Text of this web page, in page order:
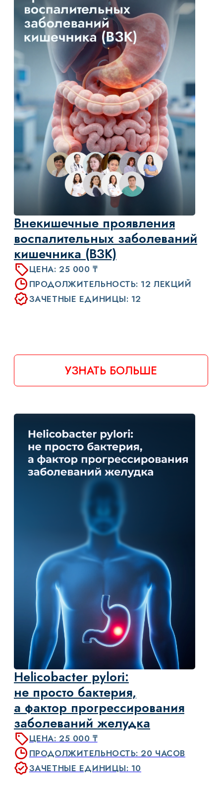
УЗНАТЬ БОЛЬШЕ
Гастроэнтерология және
гепатологияның өзекті
мәселелері
ЦЕНА: 25 000 ₸
ДАТА: 13-15 МАМЫР
ФОРМАТ: ОНЛАЙН
УЗНАТЬ БОЛЬШЕ
ПРОДОЛЖИТЕЛЬНОСТЬ: 28 ЧАСОВ
УЗНАТЬ БОЛЬШЕ
заболеваний желудка
ЦЕНА: 25 000 ₸
ПРОДОЛЖИТЕЛЬНОСТЬ: 20 ЧАСОВ
ЗАЧЕТНЫЕ ЕДИНИЦЫ: 10